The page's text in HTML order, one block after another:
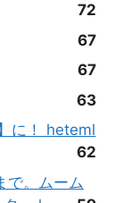
72
67
67
63
に！ heteml
62
で。ムーム